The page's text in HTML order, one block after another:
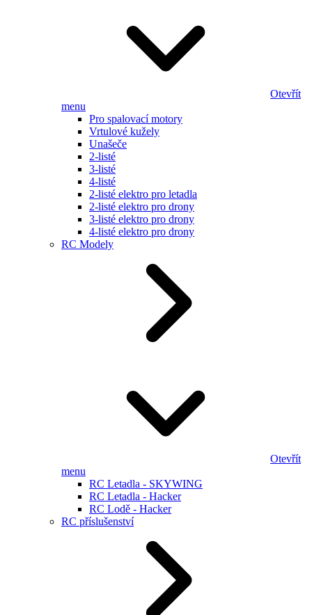
Otevřít
menu
Pro spalovací motory
Vrtulové kužely
Unašeče
2-listé
3-listé
4-listé
2-listé elektro pro letadla
2-listé elektro pro drony
3-listé elektro pro drony
4-listé elektro pro drony
RC Modely
Otevřít
menu
RC Letadla - SKYWING
RC Letadla - Hacker
RC Lodě - Hacker
RC příslušenství